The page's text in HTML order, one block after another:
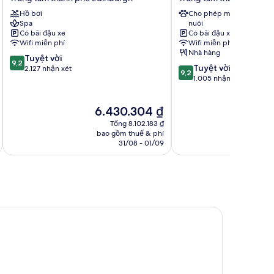
Place
Hotel
Trung
tâm
thành
phố
Edinburgh
Hồ bơi
Spa
Có bãi đậu xe
Wifi miễn phí
9.2
trên
9,2 Tuyệt vời
2.127 nhận xét
Giá
hiện
tại
6.430.304 ₫
6.430.304 ₫
Tổng 8.102.183 ₫
bao gồm thuế & phí
31/08 - 01/09
City
Trung
tâm
thành
phố
Edinburgh
Cho phép mang vật
nuôi
Có bãi đậu xe
Wifi miễn phí
Nhà hàng
9.2
trên
9,2 Tuyệt vời
1.005 nhận xét